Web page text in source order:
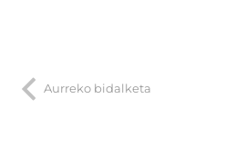
Aurreko bidalketa